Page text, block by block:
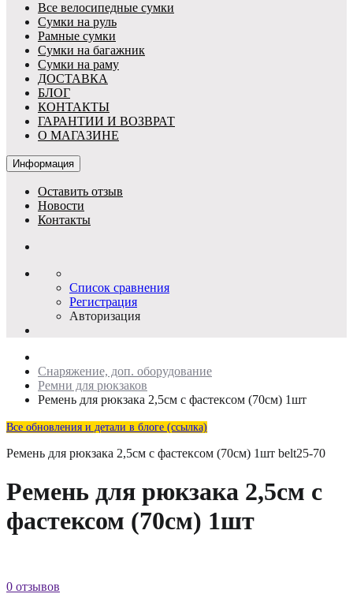
Все велосипедные сумки
Сумки на руль
Рамные сумки
Сумки на багажник
Сумки на раму
ДОСТАВКА
БЛОГ
КОНТАКТЫ
ГАРАНТИИ И ВОЗВРАТ
О МАГАЗИНЕ
Информация
Оставить отзыв
Новости
Контакты
Список сравнения
Регистрация
Авторизация
Снаряжение, доп. оборудование
Ремни для рюкзаков
Ремень для рюкзака 2,5см с фастексом (70см) 1шт
Все обновления и детали в блоге (ссылка)
Ремень для рюкзака 2,5см с фастексом (70см) 1шт belt25-70
Ремень для рюкзака 2,5см с
фастексом (70см) 1шт
0 отзывов